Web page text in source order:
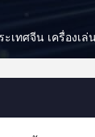
ะเทศจีน เครื่องเ